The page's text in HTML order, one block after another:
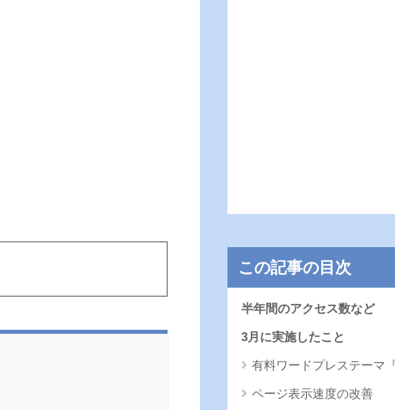
この記事の目次
半年間のアクセス数など
3月に実施したこと
有料ワードプレステーマ
ページ表示速度の改善